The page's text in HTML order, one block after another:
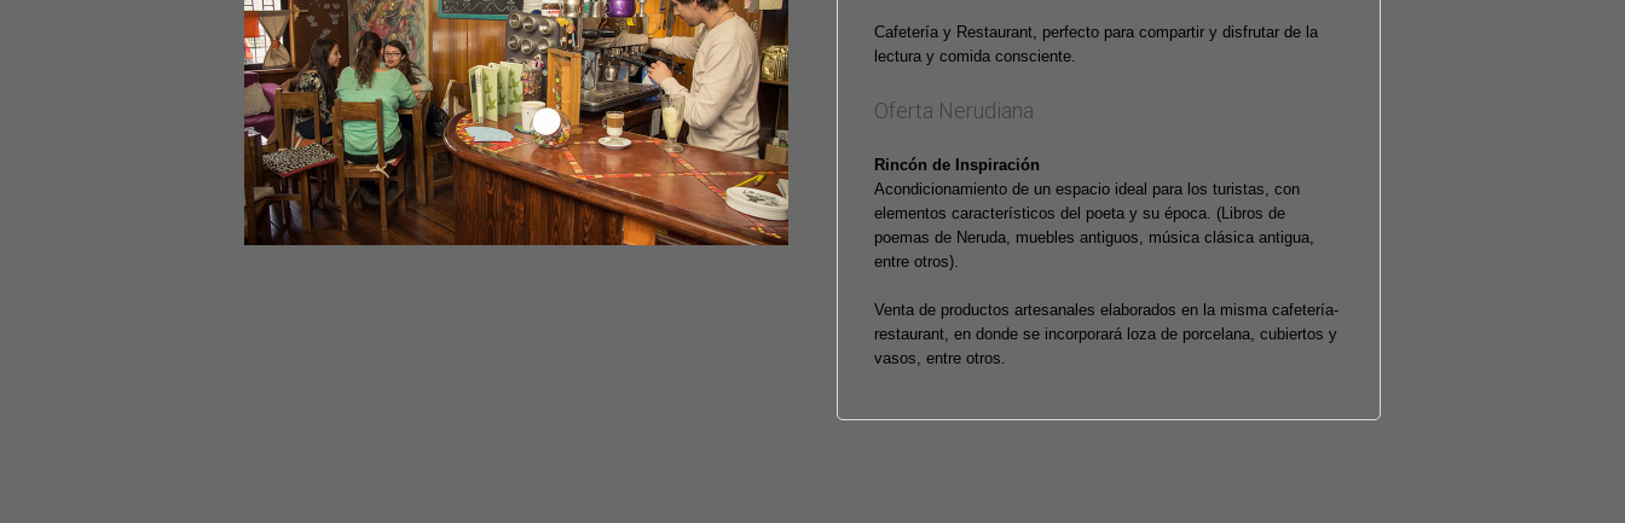
Cafetería y Restaurant, perfecto para compartir y disfrutar de la
lectura y comida consciente.
Oferta Nerudiana
Rincón de Inspiración
Acondicionamiento de un espacio ideal para los turistas, con
elementos característicos del poeta y su época. (Libros de
poemas de Neruda, muebles antiguos, música clásica antigua,
entre otros).
Venta de productos artesanales elaborados en la misma cafetería-
restaurant, en donde se incorporará loza de porcelana, cubiertos y
vasos, entre otros.